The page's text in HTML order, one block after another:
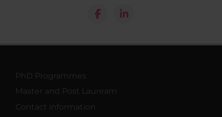
PhD Programmes
Master and Post Lauream
Contact information